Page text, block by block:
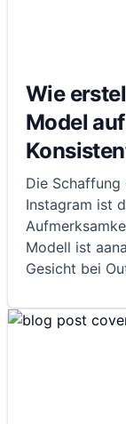
Wie
Model
Die Schaffung
Instagram ist
Modell ist
Gesicht bei